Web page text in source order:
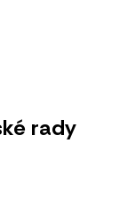
rady